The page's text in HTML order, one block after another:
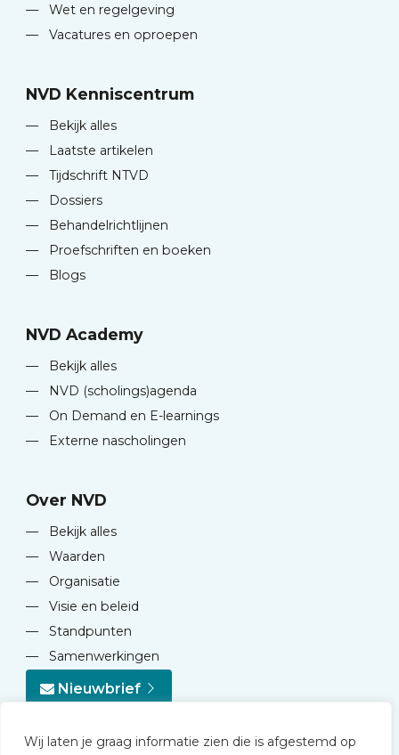
Wij laten je graag informatie zien die is afgestemd op
—
Wet en regelgeving
—
Vacatures en oproepen
NVD Kenniscentrum
—
Bekijk alles
—
Laatste artikelen
—
Tijdschrift NTVD
—
Dossiers
—
Behandelrichtlijnen
—
Proefschriften en boeken
—
Blogs
NVD Academy
—
Bekijk alles
—
NVD (scholings)agenda
—
On Demand en E-learnings
—
Externe nascholingen
Over NVD
—
Bekijk alles
—
Waarden
—
Organisatie
—
Visie en beleid
—
Standpunten
—
Samenwerkingen
Nieuwbrief